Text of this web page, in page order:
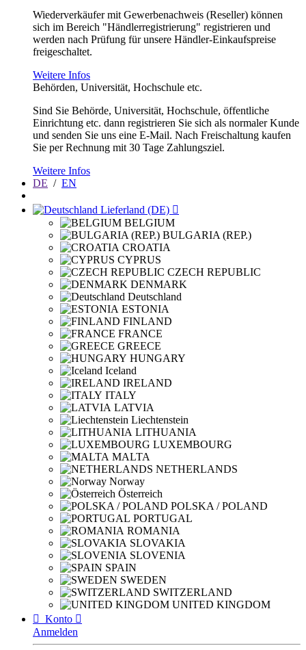
Wiederverkäufer mit Gewerbenachweis (Reseller) können
sich im Bereich "Händlerregistrierung" registrieren und
werden nach Prüfung für unsere Händler-Einkaufspreise
freigeschaltet.
Weitere Infos
Behörden, Universität, Hochschule etc.
Sind Sie Behörde, Universität, Hochschule, öffentliche
Einrichtung etc. dann registrieren Sie sich als normaler Kunde
und senden Sie uns eine E-Mail. Nach Freischaltung kaufen
Sie per Rechnung mit 30 Tage Zahlungsziel.
Weitere Infos
DE / EN
Lieferland (DE) 
BELGIUM
BULGARIA (REP.)
CROATIA
CYPRUS
CZECH REPUBLIC
DENMARK
Deutschland
ESTONIA
FINLAND
FRANCE
GREECE
HUNGARY
Iceland
IRELAND
ITALY
LATVIA
Liechtenstein
LITHUANIA
LUXEMBOURG
MALTA
NETHERLANDS
Norway
Österreich
POLSKA / POLAND
PORTUGAL
ROMANIA
SLOVAKIA
SLOVENIA
SPAIN
SWEDEN
SWITZERLAND
UNITED KINGDOM
 Konto 
Anmelden